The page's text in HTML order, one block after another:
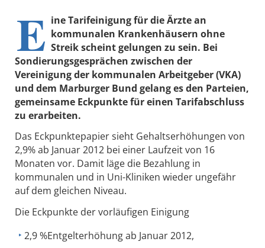
E ine Tarifeinigung für die Ärzte an
kommunalen Krankenhäusern ohne
Streik scheint gelungen zu sein. Bei
Sondierungsgesprächen zwischen der
Vereinigung der kommunalen Arbeitgeber (VKA)
und dem Marburger Bund gelang es den Parteien,
gemeinsame Eckpunkte für einen Tarifabschluss
zu erarbeiten.
Das Eckpunktepapier sieht Gehaltserhöhungen von
2,9% ab Januar 2012 bei einer Laufzeit von 16
Monaten vor. Damit läge die Bezahlung in
kommunalen und in Uni-Kliniken wieder ungefähr
auf dem gleichen Niveau.
Die Eckpunkte der vorläufigen Einigung
2,9 %Entgelterhöhung ab Januar 2012,